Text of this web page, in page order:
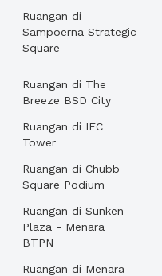
Ruangan di
Sampoerna Strategic
Square
Ruangan di The
Breeze BSD City
Ruangan di IFC
Tower
Ruangan di Chubb
Square Podium
Ruangan di Sunken
Plaza - Menara
BTPN
Ruangan di Menara